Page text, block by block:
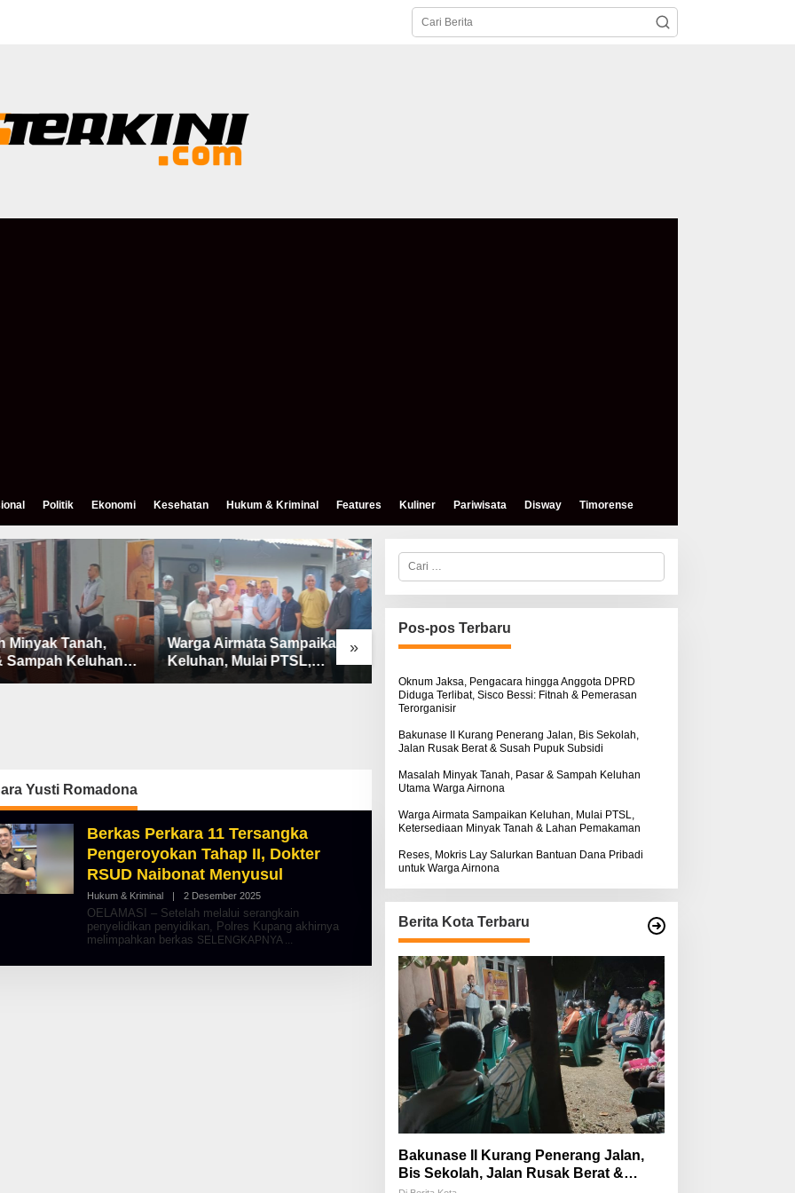
Politik Ekonomi Kesehatan Hukum & Kriminal Features Kuliner Pariwisata Disway Timorense
»
Minyak Tanah,
Sampah Keluhan
Airnona
Warga Airmata Sampaikan
Keluhan, Mulai PTSL,
Ketersediaan Minyak Tanah
Reses, Mokris Lay Salurkan
untuk Warga Airnona
Hukum Kasus Sebastian
Bokol Sarat Rekayasa
Yusti Romadona
Berkas Perkara 11 Tersangka
Pengeroyokan Tahap II, Dokter
RSUD Naibonat Menyusul
Hukum & Kriminal | 2 Desember 2025O
E
H
A
OELAMASI – Setelah melalui serangkain
penyelidikan penyidikan, Polres Kupang akhirnya
melimpahkan berkas SELENGKAPNYA
C
r
i
u
n
u
:
Pos-pos Terbaru
Oknum Jaksa, Pengacara hingga Anggota DPRD
Diduga Terlibat, Sisco Bessi: Fitnah & Pemerasan
Terorganisir
Bakunase II Kurang Penerang Jalan, Bis Sekolah,
Jalan Rusak Berat & Susah Pupuk Subsidi
Masalah Minyak Tanah, Pasar & Sampah Keluhan
Utama Warga Airnona
Warga Airmata Sampaikan Keluhan, Mulai PTSL,
Ketersediaan Minyak Tanah & Lahan Pemakaman
Reses, Mokris Lay Salurkan Bantuan Dana Pribadi
untuk Warga Airnona
Berita Kota Terbaru
Bakunase II Kurang Penerang Jalan,
Bis Sekolah, Jalan Rusak Berat &